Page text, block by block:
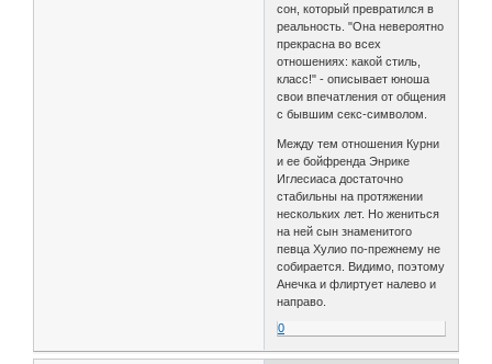
сон, который превратился в
реальность. "Она невероятно
прекрасна во всех
отношениях: какой стиль,
класс!" - описывает юноша
свои впечатления от общения
с бывшим секс-символом.
Между тем отношения Курни
и ее бойфренда Энрике
Иглесиаса достаточно
стабильны на протяжении
нескольких лет. Но жениться
на ней сын знаменитого
певца Хулио по-прежнему не
собирается. Видимо, поэтому
Анечка и флиртует налево и
направо.
0